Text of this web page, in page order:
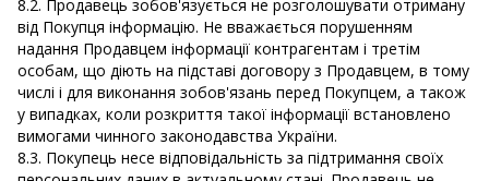
8.2. Продавець зобов'язується не розголошувати отриману
від Покупця інформацію. Не вважається порушенням
надання Продавцем інформації контрагентам і третім
особам, що діють на підставі договору з Продавцем, в тому
числі і для виконання зобов'язань перед Покупцем, а також
у випадках, коли розкриття такої інформації встановлено
вимогами чинного законодавства України.
8.3. Покупець несе відповідальність за підтримання своїх